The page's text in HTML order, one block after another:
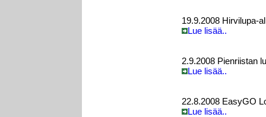
19.9.2008 Hirvilupa-
Lue lisää..
2.9.2008 Pienriistan
Lue lisää..
22.8.2008 EasyGO
Lue lisää..